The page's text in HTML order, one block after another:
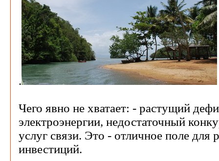
.
Чего явно не хватает: - растущий
электроэнергии, недостаточный
услуг связи. Это - отличное поле для
инвестиций.